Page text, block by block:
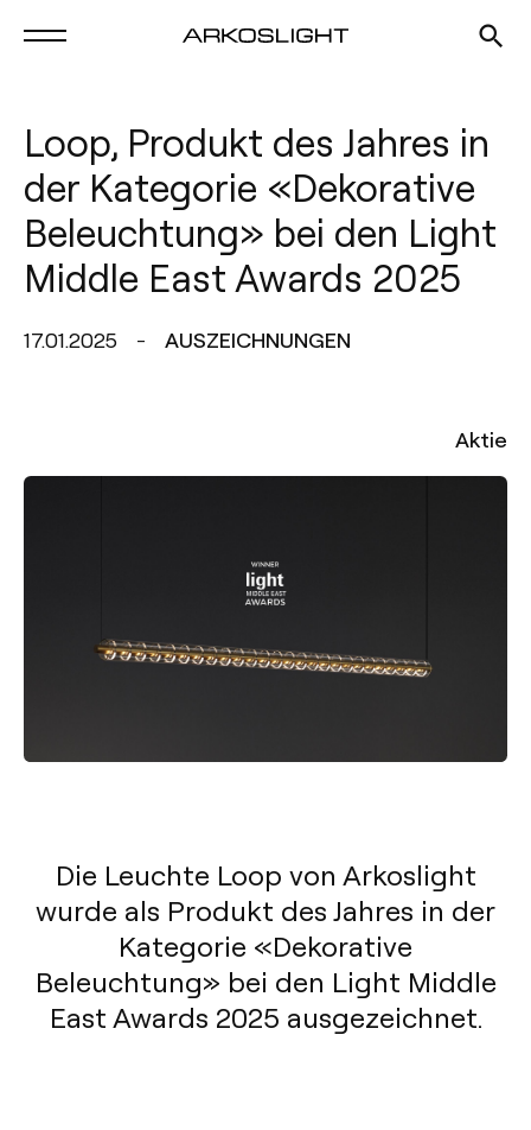
Loop, Produkt des Jahres in
der Kategorie «Dekorative
Beleuchtung» bei den Light
Middle East Awards 2025
17.01.2025 AUSZEICHNUNGEN
Aktie
Die Leuchte Loop von Arkoslight
wurde als Produkt des Jahres in der
Kategorie «Dekorative
Beleuchtung» bei den Light Middle
East Awards 2025 ausgezeichnet.